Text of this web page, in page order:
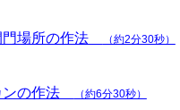
門場所の作法 （約2分30秒）
ンの作法 （約6分30秒）